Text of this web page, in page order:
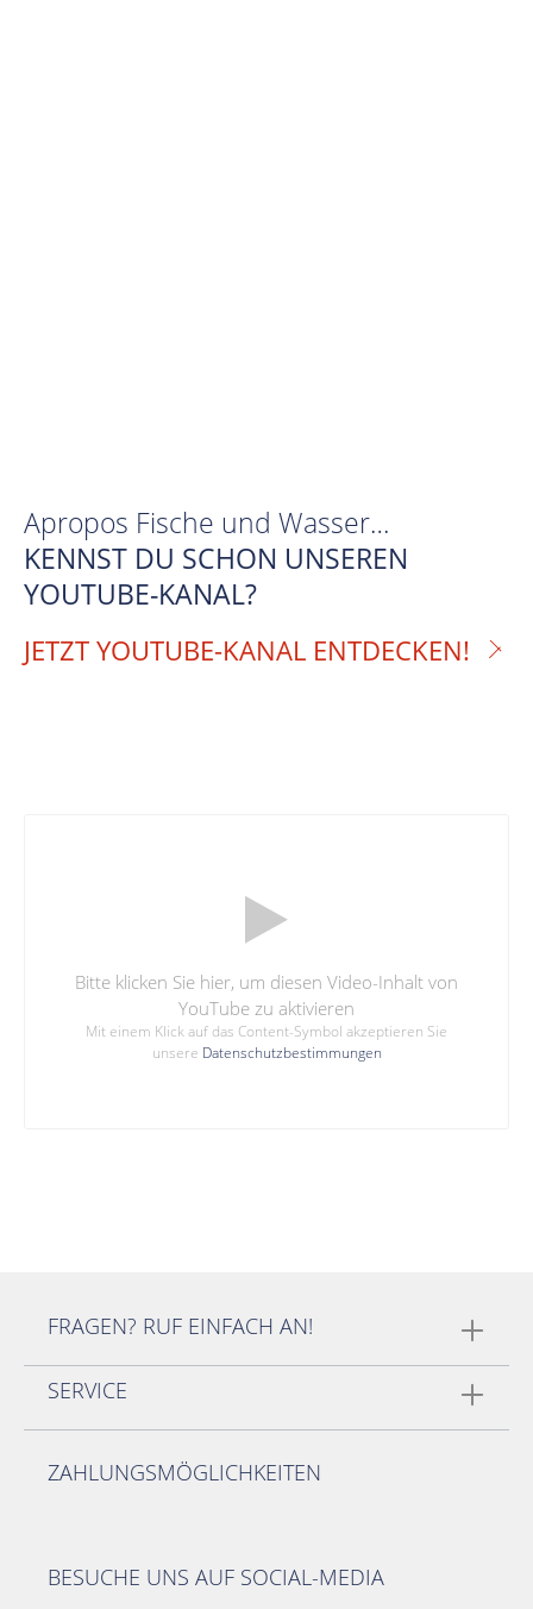
Apropos Fische und Wasser…
KENNST DU SCHON UNSEREN
YOUTUBE-KANAL?
JETZT YOUTUBE-KANAL ENTDECKEN!
Bitte klicken Sie hier, um diesen Video-Inhalt von
YouTube zu aktivieren
Mit einem Klick auf das Content-Symbol akzeptieren Sie
unsere Datenschutzbestimmungen
FRAGEN? RUF EINFACH AN!
SERVICE
ZAHLUNGSMÖGLICHKEITEN
BESUCHE UNS AUF SOCIAL-MEDIA